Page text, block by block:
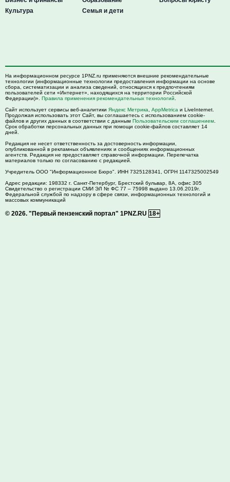
Культура
Семья и дети
На информационном ресурсе 1PNZ.ru применяются внешние рекомендательные
технологии (информационные технологии предоставления информации на основе
сбора, систематизации и анализа сведений, относящихся к предпочтениям
пользователей сети «Интернет», находящихся на территории Российской
Федерации)». Правила применения рекомендательных технологий
Сайт использует сервисы веб-аналитики Яндекс Метрика AppMetrica и LiveInternet.
Продолжая использовать этот Сайт, вы соглашаетесь с использованием cookie-
файлов и других данных в соответствии с данным Пользовательским соглашением
Срок обработки персональных данных при помощи cookie-файлов составляет 14
дней.
Редакция не несет ответственность за достоверность информации,
опубликованной в рекламных объявлениях и сообщениях информационных
агентств. Редакция не предоставляет справочной информации. Перепечатка
материалов только по согласованию с редакцией.
Учредитель ООО "Информационное Бюро". ИНН 7325128341, ОГРН 1147325002549
Адрес редакции: 198332 г. Санкт-Петербург, Брестский бульвар, 8А, офис 305
Свидетельство о регистрации СМИ ЭЛ № ФС 77 – 75998 выдано 13.06.2019г.
Федеральной службой по надзору в сфере связи, информационных технологий и
массовых коммуникаций
© 2026. "Первый пензенский портал" 1PNZ.RU 18+